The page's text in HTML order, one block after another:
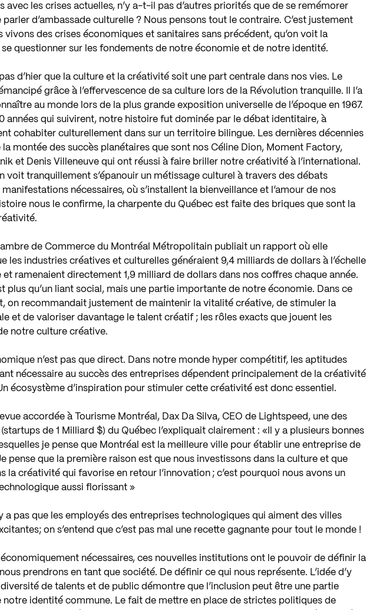
avec les crises actuelles, n’y a-t-il pas d’autres priorités que de se remémorer
parler d’ambassade culturelle ? Nous pensons tout le contraire. C’est justement
vivons des crises économiques et sanitaires sans précédent, qu’on voit la
questionner sur les fondements de notre économie et de notre identité.
d’hier que la culture et la créativité soit une part centrale dans nos vies. Le
grâce à l’effervescence de sa culture lors de la Révolution tranquille. Il l’a
au monde lors de la plus grande exposition universelle de l’époque en 1967.
années qui suivirent, notre histoire fut dominée par le débat identitaire, à
cohabiter culturellement dans sur un territoire bilingue. Les dernières décennies
la montée des succès planétaires que sont nos Céline Dion, Moment Factory,
et Denis Villeneuve qui ont réussi à faire briller notre créativité à l’international.
voit tranquillement s’épanouir un métissage culturel à travers des débats
nécessaires, où s’installent la bienveillance et l’amour de nos
nous le confirme, la charpente du Québec est faite des briques que sont la
de Commerce du Montréal Métropolitain publiait un rapport où elle
les industries créatives et culturelles généraient 9,4 milliards de dollars à l’échelle
et ramenaient directement 1,9 milliard de dollars dans nos coffres chaque année.
plus qu’un liant social, mais une partie importante de notre économie. Dans ce
on recommandait justement de maintenir la vitalité créative, de stimuler la
et de valoriser davantage le talent créatif ; les rôles exacts que jouent les
notre culture créative.
n’est pas que direct. Dans notre monde hyper compétitif, les aptitudes
nécessaire au succès des entreprises dépendent principalement de la créativité
écosystème d’inspiration pour stimuler cette créativité est donc essentiel.
accordée à Tourisme Montréal, Dax Da Silva, CEO de Lightspeed, une des
de 1 Milliard $) du Québec l’expliquait clairement : «Il y a plusieurs bonnes
je pense que Montréal est la meilleure ville pour établir une entreprise de
pense que la première raison est que nous investissons dans la culture et que
la créativité qui favorise en retour l’innovation ; c’est pourquoi nous avons un
aussi florissant »
a pas que les employés des entreprises technologiques qui aiment des villes
on s’entend que c’est pas mal une recette gagnante pour tout le monde !
économiquement nécessaires, ces nouvelles institutions ont le pouvoir de définir la
prendrons en tant que société. De définir ce qui nous représente. L’idée d’y
de talents et de public démontre que l’inclusion peut être une partie
notre identité commune. Le fait de mettre en place de strictes politiques de